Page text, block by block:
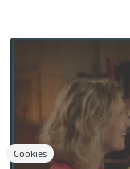
Cookies